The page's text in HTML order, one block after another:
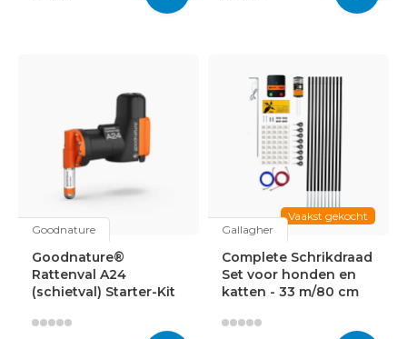
Goodnature
Goodnature®
Rattenval A24
(schietval) Starter-Kit
Vaakst gekocht
Gallagher
Complete Schrikdraad
Set voor honden en
katten - 33 m/80 cm